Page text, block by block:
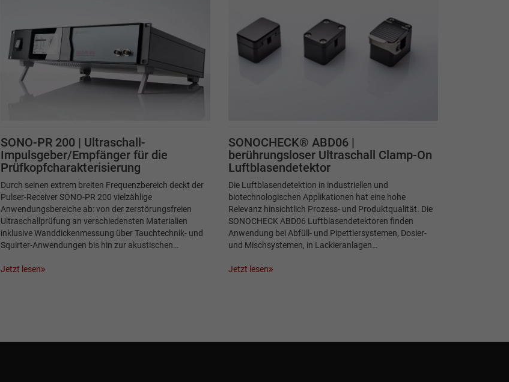
SONO-PR 200 | Ultraschall-
Impulsgeber/Empfänger für die
Prüfkopfcharakterisierung
Durch seinen extrem breiten Frequenzbereich deckt der
Pulser-Receiver SONO-PR 200 vielzählige
Anwendungsbereiche ab: von der zerstörungsfreien
Ultraschallprüfung an verschiedensten Materialien
inklusive Wanddickenmessung über Tauchtechnik- und
Squirter-Anwendungen bis hin zur akustischen…
Jetzt lesen
SONOCHECK® ABD06 |
berührungsloser Ultraschall Clamp-On
Luftblasendetektor
Die Luftblasendetektion in industriellen und
biotechnologischen Applikationen hat eine hohe
Relevanz hinsichtlich Prozess- und Produktqualität. Die
SONOCHECK ABD06 Luftblasendetektoren finden
Anwendung bei Abfüll- und Pipettiersystemen, Dosier-
und Mischsystemen, in Lackieranlagen…
Jetzt lesen